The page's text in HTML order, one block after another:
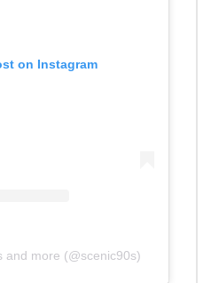
on Instagram
and more (@scenic90s)